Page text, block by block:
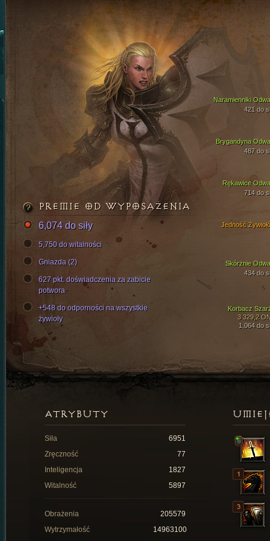
Brygandyna
487 do
Rękawice
714 do
Naramienniki
421 do
Skórznie
434 do
Korbacz
3 329,2
1,064 do
Jedność
PREMIE OD WYPOSAŻENIA
6,074 do siły
5,750 do witalności
Gniazda (2)
627 pkt. doświadczenia za zabicie
potwora
+548 do odporności na wszystkie
żywioły
ATRYBUTY
Siła
6951
Zręczność
77
Inteligencja
1827
Witalność
5897
Obrażenia
205579
Wytrzymałość
14963100